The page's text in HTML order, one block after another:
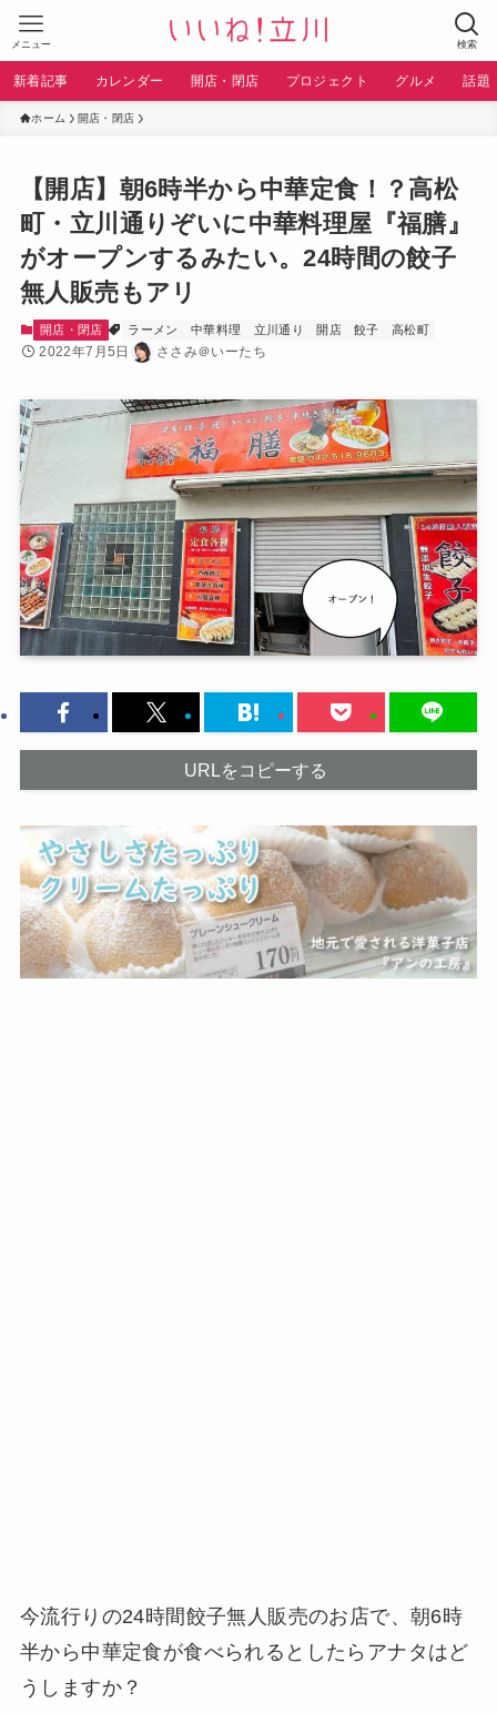
検索
メニュー
新着記事 カレンダー 開店・閉店 プロジェクト グルメ 話題
ホーム 開店・閉店
【開店】朝6時半から中華定食！？高松
町・立川通りぞいに中華料理屋『福膳』
がオープンするみたい。24時間の餃子
無人販売もアリ
開店・閉店 ラーメン 中華料理 立川通り 開店 餃子 高松町
2022年7月5日 ささみ＠いーたち
URLをコピーする
今流行りの24時間餃子無人販売のお店で、朝6時
半から中華定食が食べられるとしたらアナタはど
うしますか？